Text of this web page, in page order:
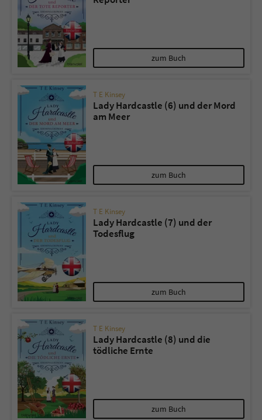
zum Buch
T E Kinsey
Lady Hardcastle (6) und der Mord
am Meer
zum Buch
T E Kinsey
Lady Hardcastle (7) und der
Todesflug
zum Buch
T E Kinsey
Lady Hardcastle (8) und die
tödliche Ernte
zum Buch